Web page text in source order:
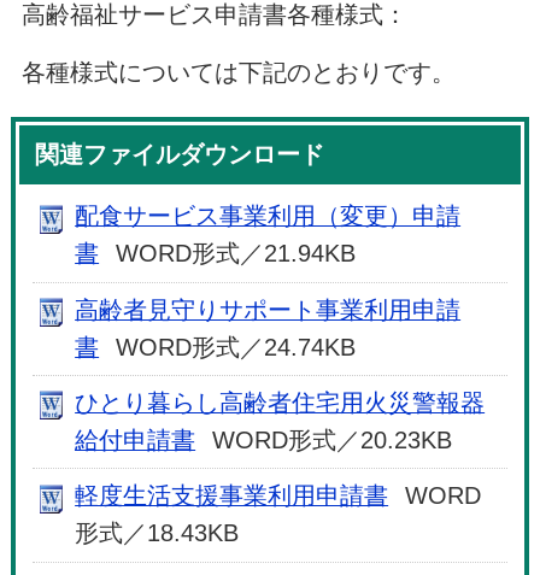
高齢福祉サービス申請書各種様式：
各種様式については下記のとおりです。
関連ファイルダウンロード
配食サービス事業利用（変更）申請
書
WORD形式／21.94KB
高齢者見守りサポート事業利用申請
書
WORD形式／24.74KB
ひとり暮らし高齢者住宅用火災警報器
給付申請書
WORD形式／20.23KB
軽度生活支援事業利用申請書
WORD
形式／18.43KB